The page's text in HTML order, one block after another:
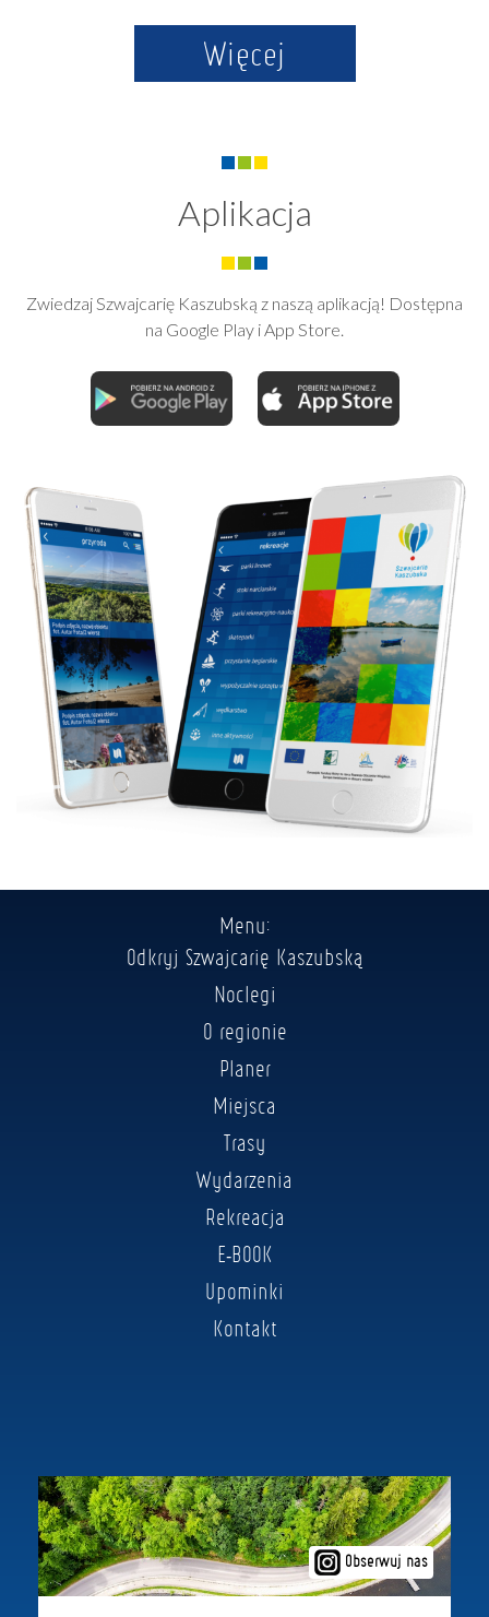
Więcej
Aplikacja
Zwiedzaj Szwajcarię Kaszubską z naszą aplikacją! Dostępna
na Google Play i App Store.
Menu:
Odkryj Szwajcarię Kaszubską
Noclegi
O regionie
Planer
Miejsca
Trasy
Wydarzenia
Rekreacja
E-BOOK
Upominki
Kontakt
Obserwuj nas